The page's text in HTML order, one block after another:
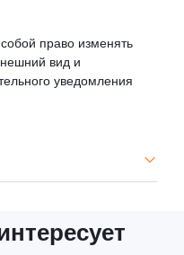
право изменять
вид и
уведомления